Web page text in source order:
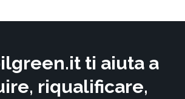
ti aiuta a
riqualificare,